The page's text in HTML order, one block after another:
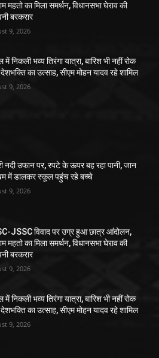
महतो का मिला समर्थन, विधानसभा घेराव की
बरकरार
9, 2026
में निकली भव्य तिरंगा यात्रा, बारिश भी नहीं रोक
का उत्साह, सीएम मोहन यादव रहे शामिल
9, 2026
नदी उफान पर, रपटे के ऊपर बह रहा पानी, जान
में डालकर स्कूल पहुंच रहे बच्चे
9, 2026
JSSC विवाद पर उग्र हुआ छात्र आंदोलन,
महतो का मिला समर्थन, विधानसभा घेराव की
बरकरार
9, 2026
में निकली भव्य तिरंगा यात्रा, बारिश भी नहीं रोक
का उत्साह, सीएम मोहन यादव रहे शामिल
9, 2026